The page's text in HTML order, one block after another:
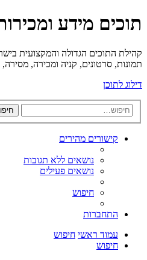
תוכים מידע
קהילת התוכים הגדולה והמקצועית
תמונות, סרטונים, קניה ומכירה,
דילוג לתוכן
קישורים מהירים
נושאים ללא תגובות
נושאים פעילים
חיפוש
התחברות
עמוד ראשי חיפוש
חיפוש